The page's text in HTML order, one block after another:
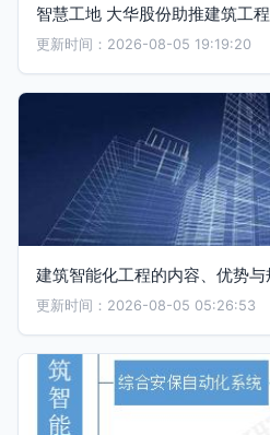
智慧工地 大华股份助推建筑工
更新时间：2026-08-05 19:19:20
建筑智能化工程的内容、优势
更新时间：2026-08-05 05:26:53